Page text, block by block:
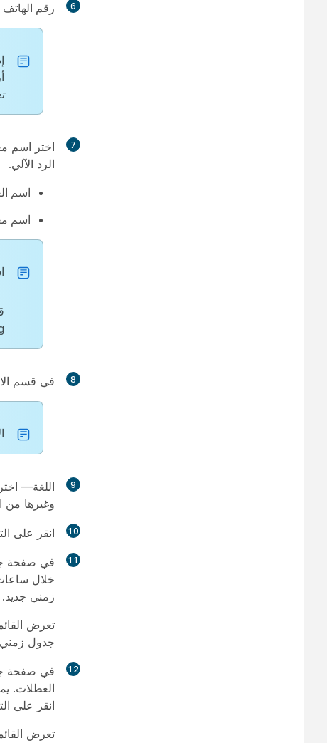
6 رقم الهاتف
7 اختر اسم
الرد الآلي.
اسم
اسم
8 في قسم
9 اللغة— اختر
وغيرها من
10 انقر على
11 في صفحة
خلال
زمني
تعرض
جدول زمني
12 في صفحة
العطلات.
انقر على
تعرض